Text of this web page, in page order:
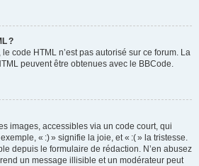
?
code HTML n’est pas autorisé sur ce forum. La
peuvent être obtenues avec le BBCode.
images, accessibles via un code court, qui
« :) » signifie la joie, et « :( » la tristesse.
depuis le formulaire de rédaction. N’en abusez
un message illisible et un modérateur peut